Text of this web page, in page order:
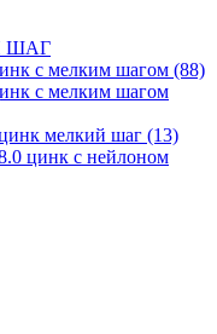
ШАГ
с мелким шагом (88)
с мелким шагом
мелкий шаг (13)
цинк с нейлоном